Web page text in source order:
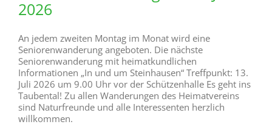
2026
An jedem zweiten Montag im Monat wird eine
Seniorenwanderung angeboten. Die nächste
Seniorenwanderung mit heimatkundlichen
Informationen „In und um Steinhausen“ Treffpunkt: 13.
Juli 2026 um 9.00 Uhr vor der Schützenhalle Es geht ins
Taubental! Zu allen Wanderungen des Heimatvereins
sind Naturfreunde und alle Interessenten herzlich
willkommen.